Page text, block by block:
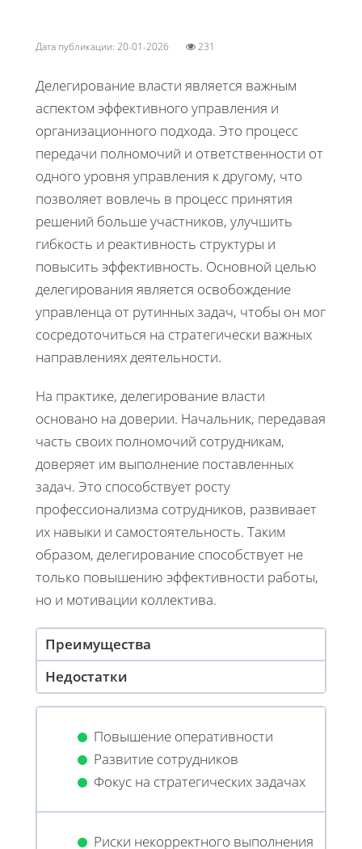
Дата публикации: 20-01-2026 231
Делегирование власти является важным
аспектом эффективного управления и
организационного подхода. Это процесс
передачи полномочий и ответственности от
одного уровня управления к другому, что
позволяет вовлечь в процесс принятия
решений больше участников, улучшить
гибкость и реактивность структуры и
повысить эффективность. Основной целью
делегирования является освобождение
управленца от рутинных задач, чтобы он мог
сосредоточиться на стратегически важных
направлениях деятельности.
На практике, делегирование власти
основано на доверии. Начальник, передавая
часть своих полномочий сотрудникам,
доверяет им выполнение поставленных
задач. Это способствует росту
профессионализма сотрудников, развивает
их навыки и самостоятельность. Таким
образом, делегирование способствует не
только повышению эффективности работы,
но и мотивации коллектива.
Преимущества
Недостатки
Повышение оперативности
Развитие сотрудников
Фокус на стратегических задачах
Риски некорректного выполнения